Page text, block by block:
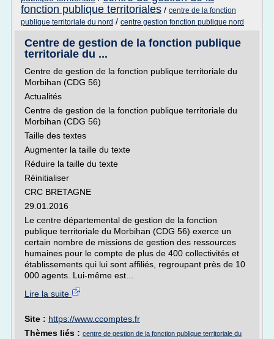
fonction publique territoriales / centre de la fonction
publique territoriale du nord / centre gestion fonction publique nord
Centre de gestion de la fonction publique
territoriale du ...
Centre de gestion de la fonction publique territoriale du
Morbihan (CDG 56)
Actualités
Centre de gestion de la fonction publique territoriale du
Morbihan (CDG 56)
Taille des textes
Augmenter la taille du texte
Réduire la taille du texte
Réinitialiser
CRC BRETAGNE
29.01.2016
Le centre départemental de gestion de la fonction
publique territoriale du Morbihan (CDG 56) exerce un
certain nombre de missions de gestion des ressources
humaines pour le compte de plus de 400 collectivités et
établissements qui lui sont affiliés, regroupant près de 10
000 agents. Lui-même est...
Lire la suite
Site : https://www.ccomptes.fr
Thèmes liés : centre de gestion de la fonction publique territoriale du